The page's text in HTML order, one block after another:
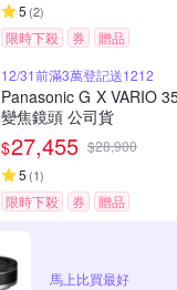
5 (2)
限時下殺 券 贈品
12/31前滿3萬登記送1212
Panasonic G X VARIO
變焦鏡頭 公司貨
$27,455 $28,900
5 (1)
限時下殺 券 贈品
馬上比買最好